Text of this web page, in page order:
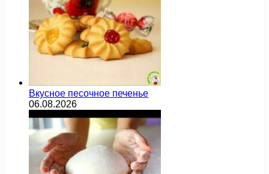
Вкусное песочное печенье
06.08.2026